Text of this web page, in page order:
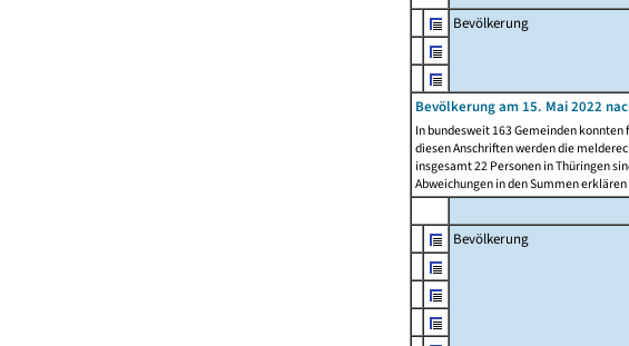
Bevölkerung
Bevölkerung am 15. Mai 2022
In bundesweit 163 Gemeinden
diesen Anschriften werden die
insgesamt 22 Personen in Thüringen
Abweichungen in den Summen
Bevölkerung